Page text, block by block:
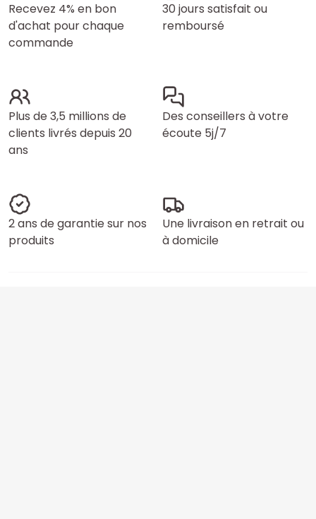
Recevez 4% en bon
d'achat pour chaque
commande
30 jours satisfait ou
remboursé
Plus de 3,5 millions de
clients livrés depuis 20
ans
Des conseillers à votre
écoute 5j/7
2 ans de garantie sur nos
produits
Une livraison en retrait ou
à domicile